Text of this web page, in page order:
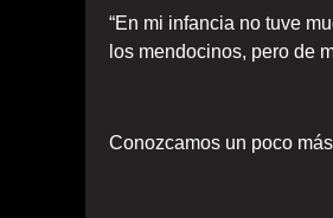
“En mi infancia no tuve
los mendocinos, pero de
Conozcamos un poco